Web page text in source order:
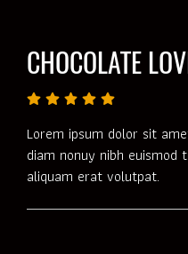
CHOCOLATE
Lorem ipsum dolor sit
diam nonuy nibh
aliquam erat volutpat.